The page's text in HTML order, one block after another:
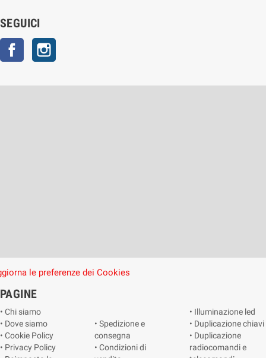
SEGUICI
Facebook
le preferenze dei Cookies
PAGINE
• Chi siamo
• Dove siamo
• Cookie Policy
• Privacy Policy
• Spedizione e
consegna
• Condizioni di
• Illuminazione led
• Duplicazione chiavi
• Duplicazione
radiocomandi e